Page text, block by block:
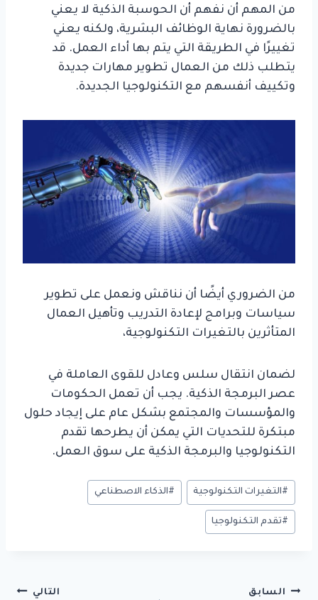
من المهم أن نفهم أن الحوسبة الذكية لا يعني
بالضرورة نهاية الوظائف البشرية، ولكنه يعني
تغييرًا في الطريقة التي يتم بها أداء العمل. قد
يتطلب ذلك من العمال تطوير مهارات جديدة
وتكييف أنفسهم مع التكنولوجيا الجديدة.
من الضروري أيضًا أن نناقش ونعمل على تطوير
سياسات وبرامج لإعادة التدريب وتأهيل العمال
المتأثرين بالتغيرات التكنولوجية،
لضمان انتقال سلس وعادل للقوى العاملة في
عصر البرمجة الذكية. يجب أن تعمل الحكومات
والمؤسسات والمجتمع بشكل عام على إيجاد حلول
مبتكرة للتحديات التي يمكن أن يطرحها تقدم
التكنولوجيا والبرمجة الذكية على سوق العمل.
وسوم
المقال:
#التغيرات التكنولوجية #الذكاء الاصطناعي
#تقدم التكنولوجيا
السابق التالي